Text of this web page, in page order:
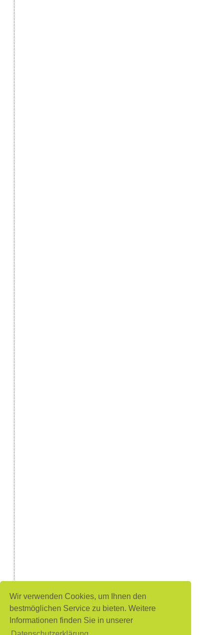
Wir verwenden Cookies, um Ihnen den
bestmöglichen Service zu bieten. Weitere
Informationen finden Sie in unserer